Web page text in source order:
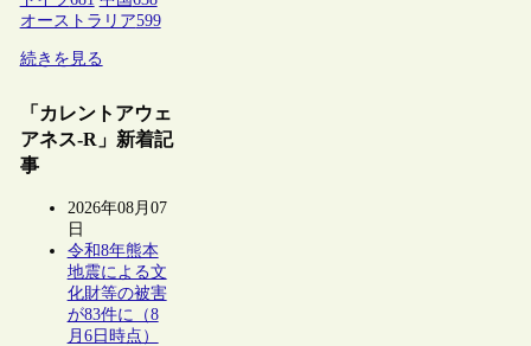
オーストラリア599
続きを見る
「カレントアウェ
アネス-R」新着記
事
2026年08月07
日
令和8年熊本
地震による文
化財等の被害
が83件に（8
月6日時点）